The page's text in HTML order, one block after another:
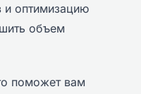
и оптимизацию
объем
поможет вам